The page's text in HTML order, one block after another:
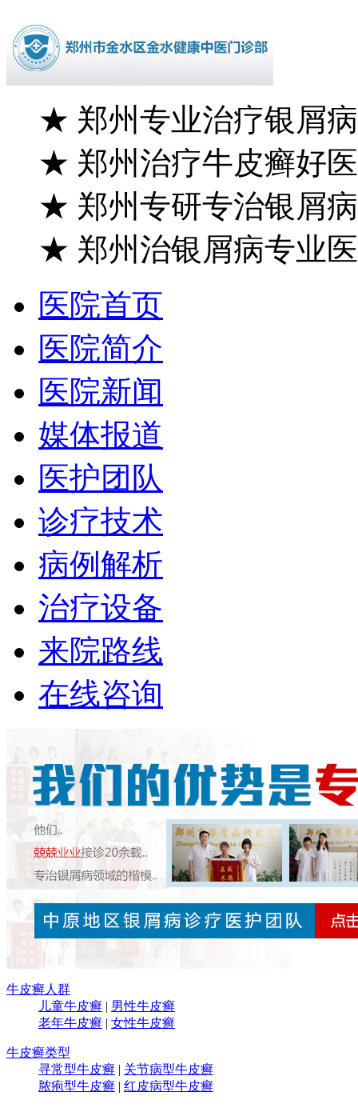
★ 郑州专业治疗银屑
★ 郑州治疗牛皮癣好
★ 郑州专研专治银屑
★ 郑州治银屑病专业
医院首页
医院简介
医院新闻
媒体报道
医护团队
诊疗技术
病例解析
治疗设备
来院路线
在线咨询
牛皮癣人群
儿童牛皮癣 | 男性牛皮癣
老年牛皮癣 | 女性牛皮癣
牛皮癣类型
寻常型牛皮癣 | 关节病型牛皮癣
脓疱型牛皮癣 | 红皮病型牛皮癣